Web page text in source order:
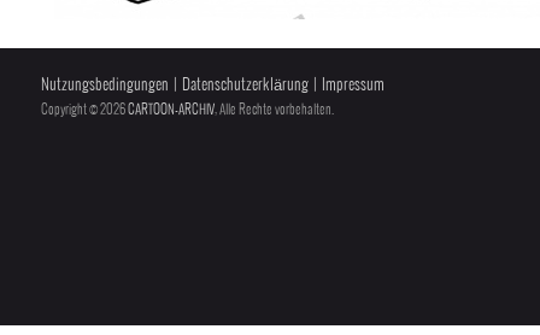
Nutzungsbedingungen Datenschutzerklärung Impressum
Copyright © 2026CARTOON-ARCHIV, Alle Rechte vorbehalten.